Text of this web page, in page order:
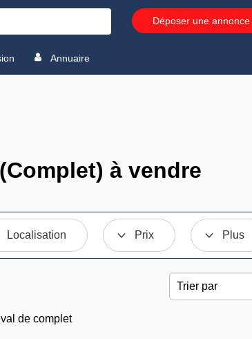
Déposer une annonce
Annuaire
à vendre
Localisation Prix Plus
de complet